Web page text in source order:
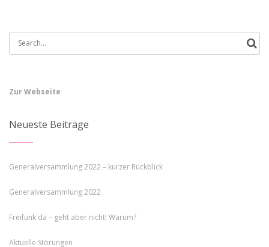
Search
for:
Zur Webseite
Neueste Beiträge
Generalversammlung 2022 – kurzer Rückblick
Generalversammlung 2022
Freifunk da – geht aber nicht! Warum?
Aktuelle Störungen